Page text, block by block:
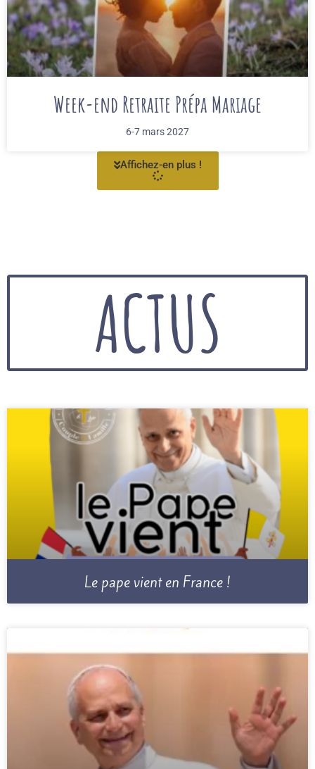
Week-end Retraite Prépa Mariage
6-7 mars 2027
Affichez-en plus !
Le pape vient en France !
ACTUS